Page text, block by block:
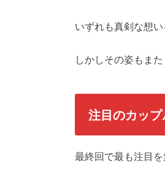
いずれも真剣な想
しかしその姿もま
注目のカッ
最終回で最も注目を